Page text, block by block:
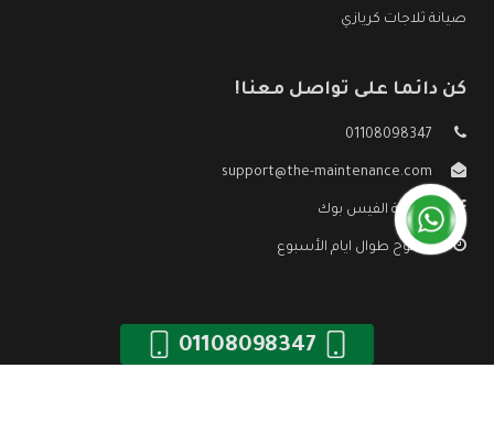
صيانة ثلاجات كريازي
كن دائما على تواصل معنا!
01108098347
support@the-maintenance.com
صفحة الفيس بوك
مفتوح طوال ايام الأسبوع
01108098347